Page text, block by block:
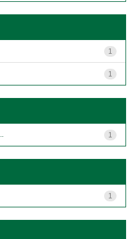
1
1
1
1